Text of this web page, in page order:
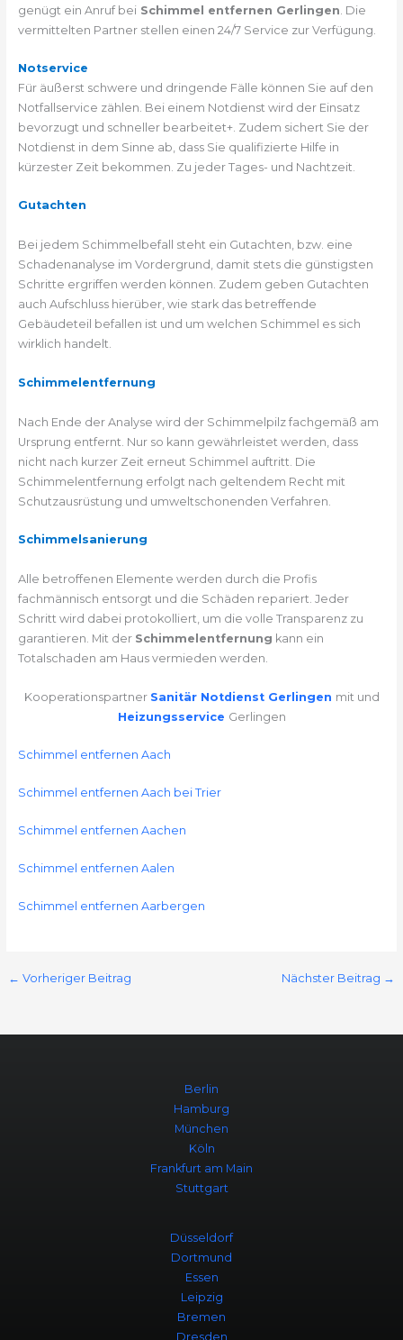
genügt ein Anruf bei Schimmel entfernen Gerlingen . Die
vermittelten Partner stellen einen 24/7 Service zur Verfügung.
Notservice
Für äußerst schwere und dringende Fälle können Sie auf den
Notfallservice zählen. Bei einem Notdienst wird der Einsatz
bevorzugt und schneller bearbeitet+. Zudem sichert Sie der
Notdienst in dem Sinne ab, dass Sie qualifizierte Hilfe in
kürzester Zeit bekommen. Zu jeder Tages- und Nachtzeit.
Gutachten
Bei jedem Schimmelbefall steht ein Gutachten, bzw. eine
Schadenanalyse im Vordergrund, damit stets die günstigsten
Schritte ergriffen werden können. Zudem geben Gutachten
auch Aufschluss hierüber, wie stark das betreffende
Gebäudeteil befallen ist und um welchen Schimmel es sich
wirklich handelt.
Schimmelentfernung
Nach Ende der Analyse wird der Schimmelpilz fachgemäß am
Ursprung entfernt. Nur so kann gewährleistet werden, dass
nicht nach kurzer Zeit erneut Schimmel auftritt. Die
Schimmelentfernung erfolgt nach geltendem Recht mit
Schutzausrüstung und umweltschonenden Verfahren.
Schimmelsanierung
Alle betroffenen Elemente werden durch die Profis
fachmännisch entsorgt und die Schäden repariert. Jeder
Schritt wird dabei protokolliert, um die volle Transparenz zu
garantieren. Mit der Schimmelentfernung kann ein
Totalschaden am Haus vermieden werden.
Kooperationspartner Sanitär Notdienst Gerlingen mit und
Heizungsservice Gerlingen
Schimmel entfernen Aach
Schimmel entfernen Aach bei Trier
Schimmel entfernen Aachen
Schimmel entfernen Aalen
Schimmel entfernen Aarbergen
← Vorheriger Beitrag Nächster Beitrag →
Berlin
Hamburg
München
Köln
Frankfurt am Main
Stuttgart
Düsseldorf
Dortmund
Essen
Leipzig
Bremen
Dresden